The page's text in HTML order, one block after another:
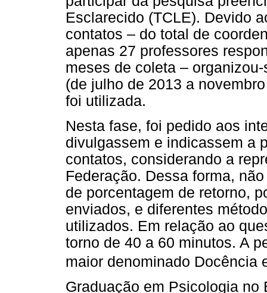
Esclarecido (TCLE). Devido
contatos – do total de
apenas 27 professores
meses de coleta –
(de julho de 2013 a
foi utilizada.
Nesta fase, foi pedido aos
divulgassem e indicassem a
contatos, considerando a
Federação. Dessa forma,
de porcentagem de retorno,
enviados, e diferentes
utilizados. Em relação ao
torno de 40 a 60 minutos. A
maior denominado
Graduação em Psicologia no